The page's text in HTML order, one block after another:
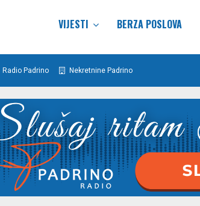
VIJESTI BERZA POSLOVA
Radio Padrino Nekretnine Padrino